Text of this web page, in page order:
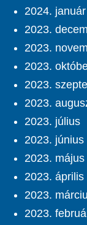
2024. január
2023.
2023.
2023.
2023.
2023.
2023. július
2023. június
2023. május
2023. április
2023.
2023.